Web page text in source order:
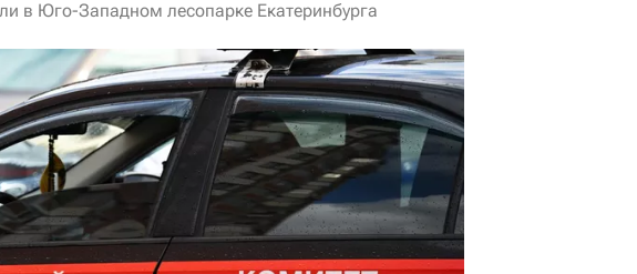
в Юго-Западном лесопарке Екатеринбурга